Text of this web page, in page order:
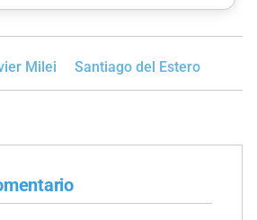
Milei Santiago del Estero